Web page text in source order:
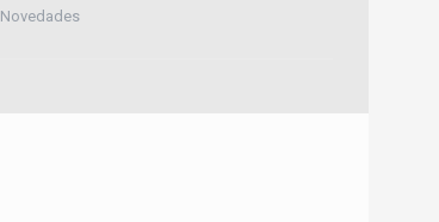
Novedades